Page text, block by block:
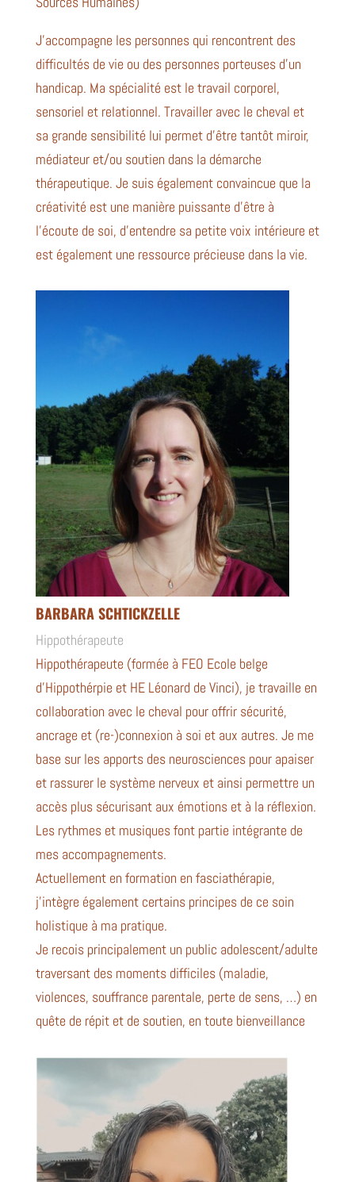
J’accompagne les personnes qui rencontrent des
difficultés de vie ou des personnes porteuses d’un
handicap. Ma spécialité est le travail corporel,
sensoriel et relationnel. Travailler avec le cheval et
sa grande sensibilité lui permet d’être tantôt miroir,
médiateur et/ou soutien dans la démarche
thérapeutique. Je suis également convaincue que la
créativité est une manière puissante d’être à
l’écoute de soi, d’entendre sa petite voix intérieure et
est également une ressource précieuse dans la vie.
BARBARA SCHTICKZELLE
Hippothérapeute
Hippothérapeute (formée à FEO Ecole belge
d’Hippothérpie et HE Léonard de Vinci), je travaille en
collaboration avec le cheval pour offrir sécurité,
ancrage et (re-)connexion à soi et aux autres. Je me
base sur les apports des neurosciences pour apaiser
et rassurer le système nerveux et ainsi permettre un
accès plus sécurisant aux émotions et à la réflexion.
Les rythmes et musiques font partie intégrante de
mes accompagnements.
Actuellement en formation en fasciathérapie,
j’intègre également certains principes de ce soin
holistique à ma pratique.
Je recois principalement un public adolescent/adulte
traversant des moments difficiles (maladie,
violences, souffrance parentale, perte de sens, …) en
quête de répit et de soutien, en toute bienveillance